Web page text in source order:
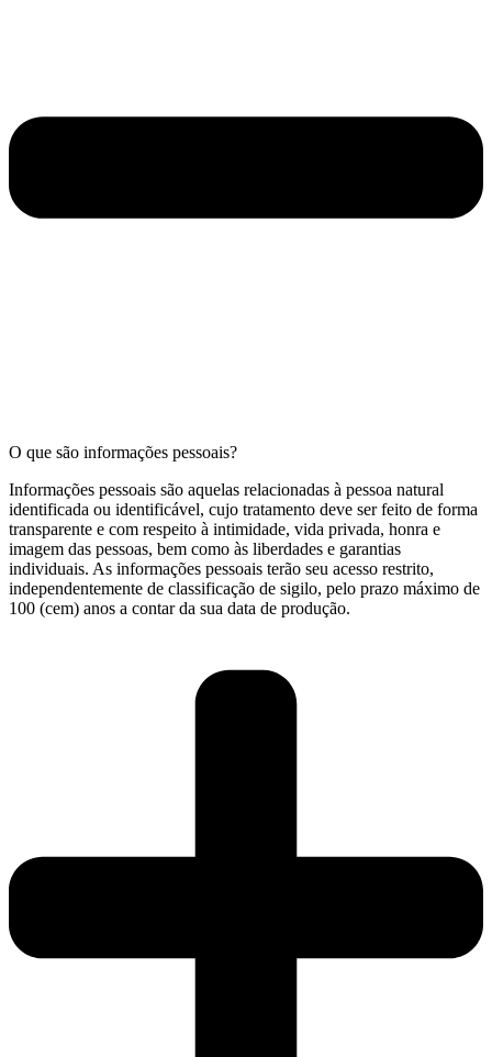
O que são informações pessoais?
Informações pessoais são aquelas relacionadas à pessoa natural
identificada ou identificável, cujo tratamento deve ser feito de forma
transparente e com respeito à intimidade, vida privada, honra e
imagem das pessoas, bem como às liberdades e garantias
individuais. As informações pessoais terão seu acesso restrito,
independentemente de classificação de sigilo, pelo prazo máximo de
100 (cem) anos a contar da sua data de produção.